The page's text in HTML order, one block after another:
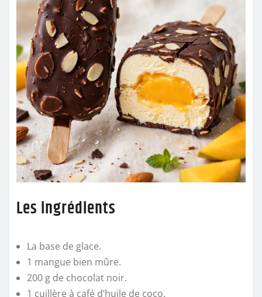
Les ingrédients
La base de glace.
1 mangue bien mûre.
200 g de chocolat noir.
1 cuillère à café d’huile de coco.